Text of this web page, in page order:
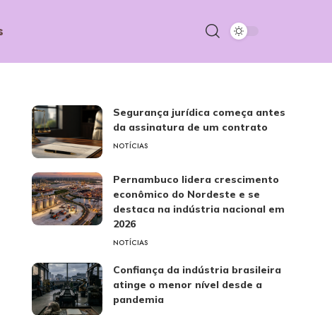
Segurança jurídica começa antes
da assinatura de um contrato
NOTÍCIAS
Pernambuco lidera crescimento
econômico do Nordeste e se
destaca na indústria nacional em
2026
NOTÍCIAS
Confiança da indústria brasileira
atinge o menor nível desde a
pandemia